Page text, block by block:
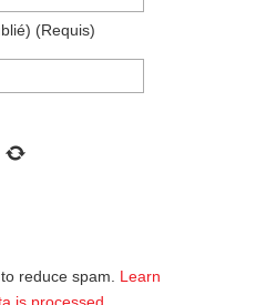
(requis)
reduce spam. Learn